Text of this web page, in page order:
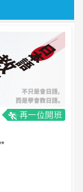
再一位開班